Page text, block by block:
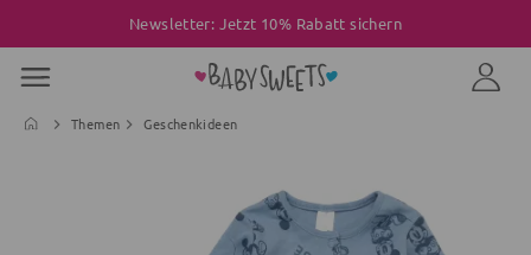
Newsletter: Jetzt 10% Rabatt sichern
Themen Geschenkideen